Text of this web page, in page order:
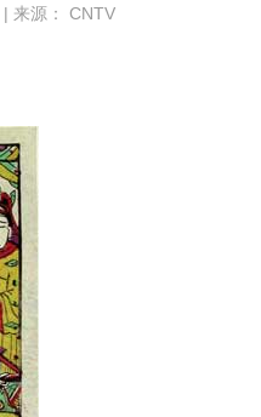
来源： CNTV